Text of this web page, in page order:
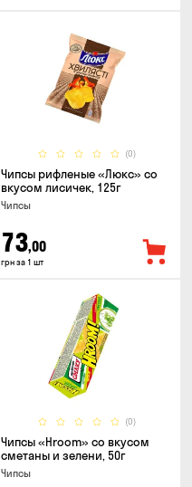
(0)
Чипсы рифленые «Люкс» со
вкусом лисичек, 125г
Чипсы
73,00
грн за 1 шт
(0)
Чипсы «Hroom» со вкусом
сметаны и зелени, 50г
Чипсы